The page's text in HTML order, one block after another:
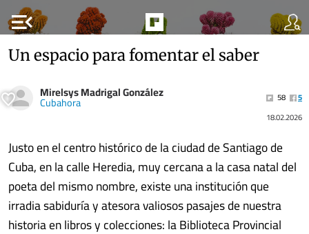
menu_open
Un espacio para fomentar el saber
Mirelsys Madrigal González
Cubahora 58
5
18.02.2026
Justo en el centro histórico de la ciudad de Santiago de
Cuba, en la calle Heredia, muy cercana a la casa natal del
poeta del mismo nombre, existe una institución que
irradia sabiduría y atesora valiosos pasajes de nuestra
historia en libros y colecciones: la Biblioteca Provincial